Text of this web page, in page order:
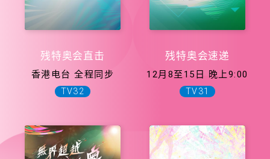
残特奥会直击
香港电台 全程同步
TV32
残特奥会速递
12月8至15日 晚上9:00
TV31